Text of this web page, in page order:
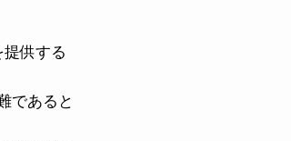
供する
であると